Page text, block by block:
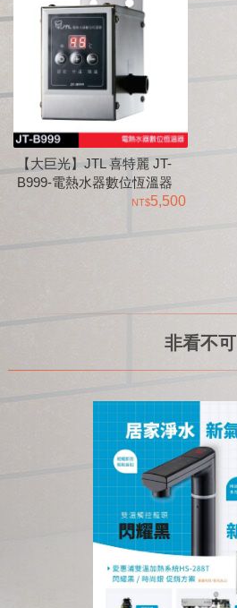
【大巨光】JTL 喜特麗 JT-
B999-電熱水器數位恆溫器
5,500
非看不可